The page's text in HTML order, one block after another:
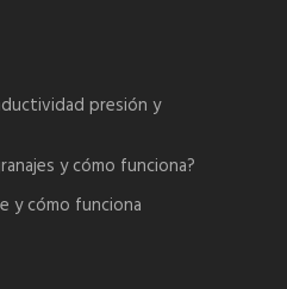
presión y
y cómo funciona?
y cómo funciona